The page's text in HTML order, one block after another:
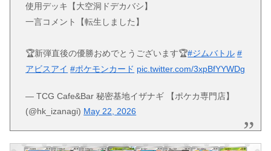
使用デッキ【大空洞ドデカバシ】
一言コメント【転生しました】
🏆新弾直後の優勝おめでとうございます🏆#ジムバトル #
アビスアイ #ポケモンカード pic.twitter.com/3xpBfYYWDg
— TCG Cafe&Bar 秘密基地イザナギ 【ポケカ専門店】
(@hk_izanagi) May 22, 2026